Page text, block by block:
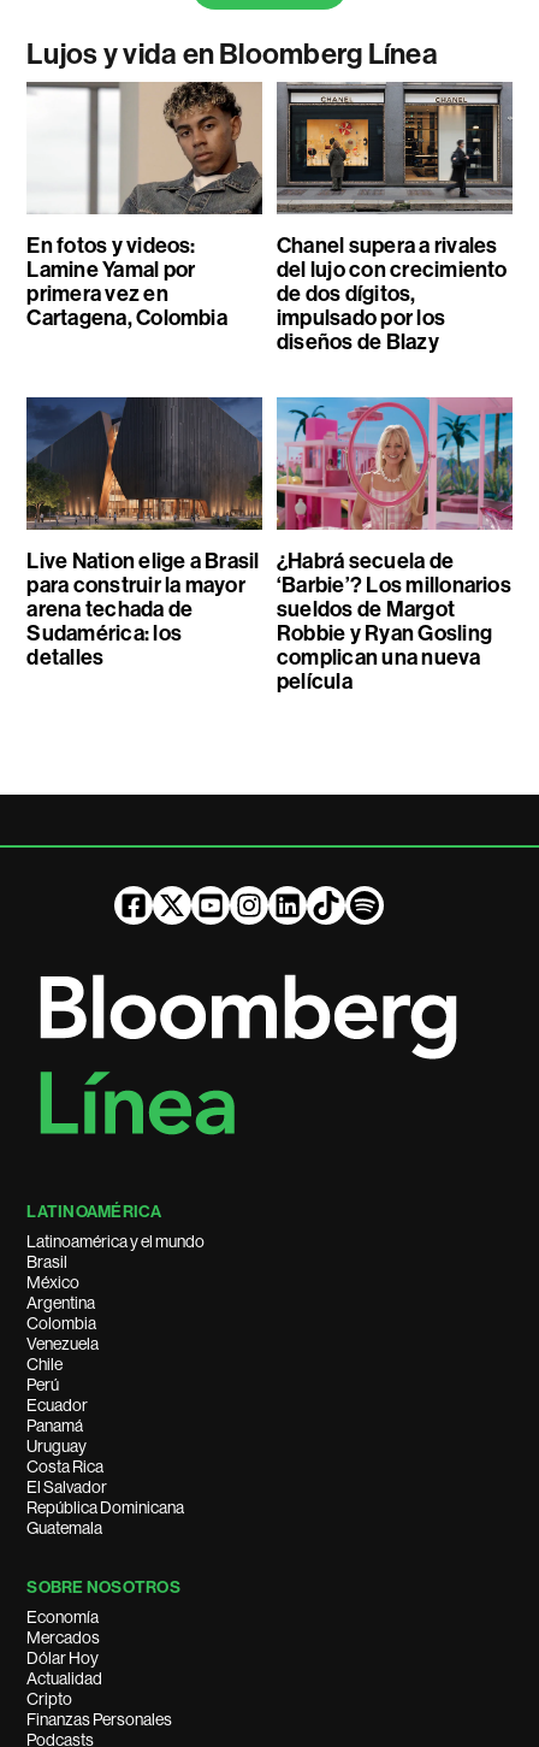
Lujos y vida en Bloomberg Línea
En fotos y videos:
Lamine Yamal por
primera vez en
Cartagena, Colombia
Chanel supera a rivales
del lujo con crecimiento
de dos dígitos,
impulsado por los
diseños de Blazy
Live Nation elige a Brasil
para construir la mayor
arena techada de
Sudamérica: los
detalles
¿Habrá secuela de
‘Barbie’? Los millonarios
sueldos de Margot
Robbie y Ryan Gosling
complican una nueva
película
LATINOAMÉRICA
Latinoamérica y el mundo
Brasil
México
Argentina
Colombia
Venezuela
Chile
Perú
Ecuador
Panamá
Uruguay
Costa Rica
El Salvador
República Dominicana
Guatemala
SOBRE NOSOTROS
Economía
Mercados
Dólar Hoy
Actualidad
Cripto
Finanzas Personales
Podcasts